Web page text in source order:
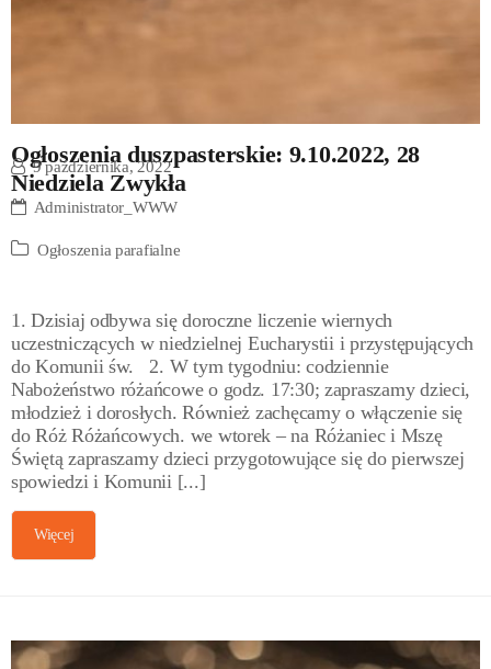
Ogłoszenia duszpasterskie: 9.10.2022, 28
Niedziela Zwykła
9 października, 2022
Administrator_WWW
Ogłoszenia parafialne
1. Dzisiaj odbywa się doroczne liczenie wiernych
uczestniczących w niedzielnej Eucharystii i przystępujących
do Komunii św. 2. W tym tygodniu: codziennie
Nabożeństwo różańcowe o godz. 17:30; zapraszamy dzieci,
młodzież i dorosłych. Również zachęcamy o włączenie się
do Róż Różańcowych. we wtorek – na Różaniec i Mszę
Świętą zapraszamy dzieci przygotowujące się do pierwszej
spowiedzi i Komunii [...]
Więcej